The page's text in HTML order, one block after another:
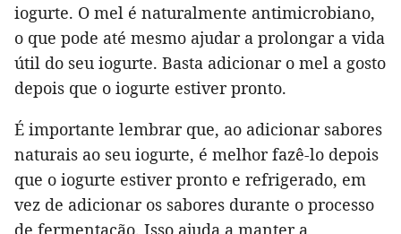
iogurte. O mel é naturalmente antimicrobiano,
o que pode até mesmo ajudar a prolongar a vida
útil do seu iogurte. Basta adicionar o mel a gosto
depois que o iogurte estiver pronto.
É importante lembrar que, ao adicionar sabores
naturais ao seu iogurte, é melhor fazê-lo depois
que o iogurte estiver pronto e refrigerado, em
vez de adicionar os sabores durante o processo